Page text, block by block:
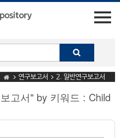
연구보고서 2. 일반연구보고서
고서" by 키워드 : Child